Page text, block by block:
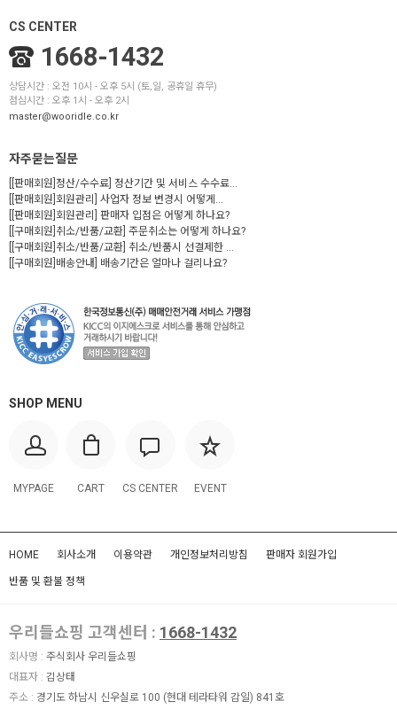
CS CENTER
1668-1432
상담시간 : 오전 10시 - 오후 5시 (토,일, 공휴일 휴무)
점심시간 : 오후 1시 - 오후 2시
master@wooridle.co.kr
자주묻는질문
[[판매회원]정산/수수료] 정산기간 및 서비스 수수료...
[[판매회원]회원관리] 사업자 정보 변경시 어떻게...
[[판매회원]회원관리] 판매자 입점은 어떻게 하나요?
[[구매회원]취소/반품/교환] 주문취소는 어떻게 하나요?
[[구매회원]취소/반품/교환] 취소/반품시 선결제한 ...
[[구매회원]배송안내] 배송기간은 얼마나 걸리나요?
SHOP MENU
MYPAGE CART CS CENTER EVENT
HOME 회사소개 이용약관 개인정보처리방침 판매자 회원가입
반품 및 환불 정책
우리들쇼핑 고객센터 : 1668-1432
회사명 : 주식회사 우리들쇼핑
대표자 : 김상태
주소 : 경기도 하남시 신우실로 100 (현대 테라타워 감일) 841호